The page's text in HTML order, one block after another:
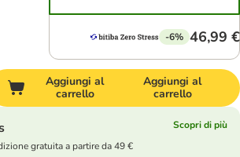
-6% 46,99 €
Aggiungi al
carrello
Aggiungi al
carrello
Scopri di più
gratuita a partire da 49 €